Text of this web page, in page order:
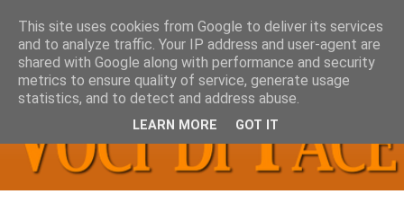
This site uses cookies from Google to deliver its services
and to analyze traffic. Your IP address and user-agent are
shared with Google along with performance and security
metrics to ensure quality of service, generate usage
statistics, and to detect and address abuse.
LEARN MORE GOT IT